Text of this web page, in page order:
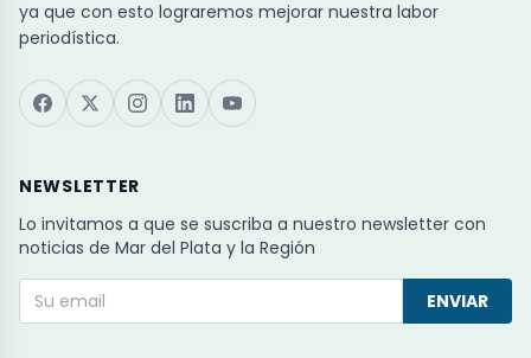
ya que con esto lograremos mejorar nuestra labor
periodística.
NEWSLETTER
Lo invitamos a que se suscriba a nuestro newsletter con
noticias de Mar del Plata y la Región
ENVIAR